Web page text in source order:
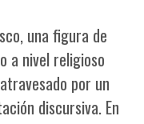
una figura de
a nivel religioso
por un
discursiva. En